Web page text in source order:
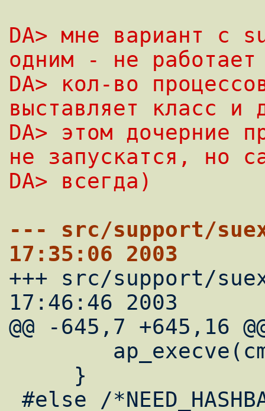
DA> мне вариант с
одним - не работает
DA> кол-во
выставляет класс и
DA> этом дочерние
не запускатся, но
DA> всегда)
--- src/support/
17:35:06 2003
+++ src/support/
17:46:46 2003
@@ -645,7 +645,16